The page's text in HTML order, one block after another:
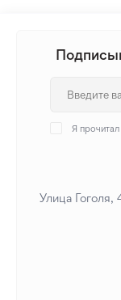
Я прочитал
Улица Гоголя,